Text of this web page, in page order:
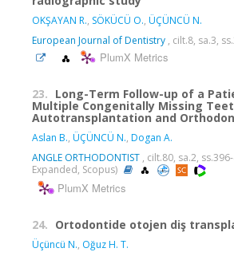
OKŞAYAN R., SÖKÜCÜ O., ÜÇÜNCÜ N.
European Journal of Dentistry , cilt.8, sa.3,
PlumX Metrics
23. Long-Term Follow-up of a
Multiple Congenitally Missing
Autotransplantation and
Aslan B., ÜÇÜNCÜ N., Dogan A.
ANGLE ORTHODONTIST , cilt.80, sa.2,
Expanded, Scopus)
PlumX Metrics
24. Ortodontide otojen diş
Üçüncü N., Oğuz H. T.